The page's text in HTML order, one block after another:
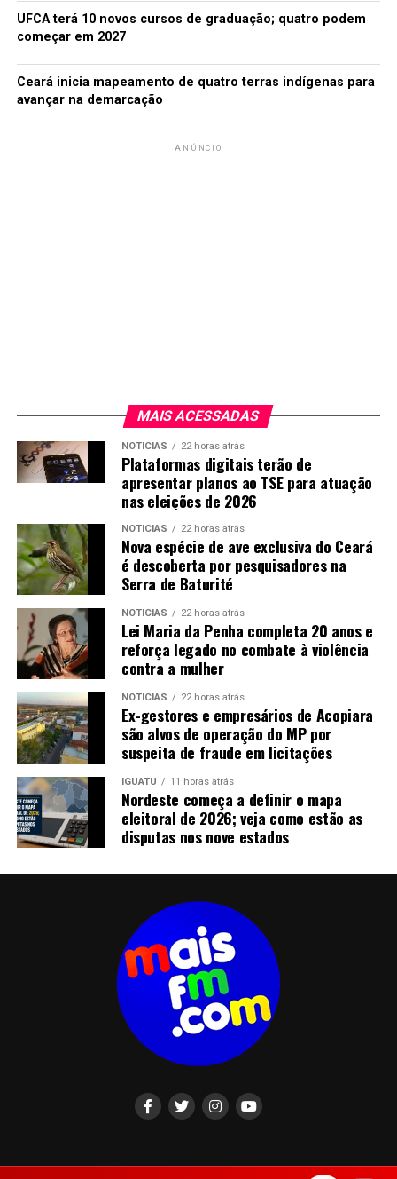
A SEGUIR
ANP confirma presença de petróleo cru em terreno de
NÃO PERCA
Risco de disseminação de ebola no mundo é ‘baixo’, diz
UFCA terá 10 novos cursos de graduação; quatro podem
começar em 2027
Ceará inicia mapeamento de quatro terras indígenas para
avançar na demarcação
ANÚNCIO
MAIS ACESSADAS
NOTICIAS 22 horas atrás
Plataformas digitais terão de
apresentar planos ao TSE para atuação
nas eleições de 2026
NOTICIAS 22 horas atrás
Nova espécie de ave exclusiva do Ceará
é descoberta por pesquisadores na
Serra de Baturité
NOTICIAS 22 horas atrás
Lei Maria da Penha completa 20 anos e
reforça legado no combate à violência
contra a mulher
NOTICIAS 22 horas atrás
Ex-gestores e empresários de Acopiara
são alvos de operação do MP por
suspeita de fraude em licitações
IGUATU 11 horas atrás
Nordeste começa a definir o mapa
eleitoral de 2026; veja como estão as
disputas nos nove estados